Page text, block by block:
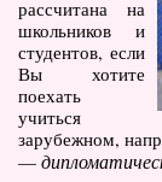
рассчитана на
школьников и
студентов, если
Вы хотите
поехать
учиться
зарубежном,
—